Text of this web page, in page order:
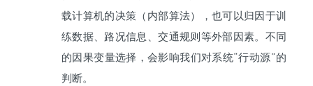
载计算机的决策（内部算法），也可以归因于训
练数据、路况信息、交通规则等外部因素。不同
的因果变量选择，会影响我们对系统“行动源”的
判断。